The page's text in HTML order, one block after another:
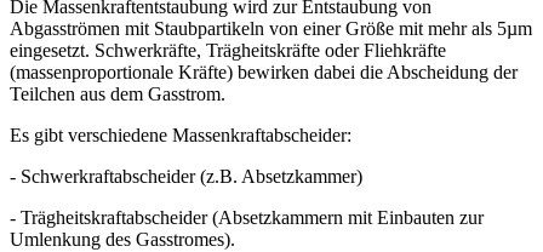
Die Massenkraftentstaubung wird zur Entstaubung von
Abgasströmen mit Staubpartikeln von einer Größe mit mehr als 5µm
eingesetzt. Schwerkräfte, Trägheitskräfte oder Fliehkräfte
(massenproportionale Kräfte) bewirken dabei die Abscheidung der
Teilchen aus dem Gasstrom.
Es gibt verschiedene Massenkraftabscheider:
- Schwerkraftabscheider (z.B. Absetzkammer)
- Trägheitskraftabscheider (Absetzkammern mit Einbauten zur
Umlenkung des Gasstromes).